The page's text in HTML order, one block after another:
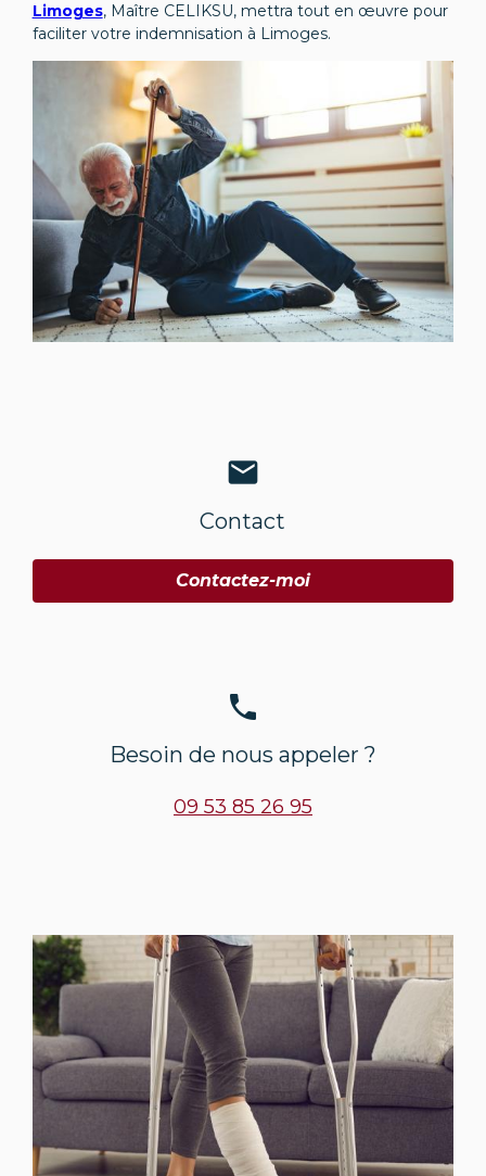
Limoges, Maître CELIKSU, mettra tout en œuvre pour
faciliter votre indemnisation à Limoges.
mail
Contact
Contactez-moi
phone
Besoin de nous appeler ?
09 53 85 26 95